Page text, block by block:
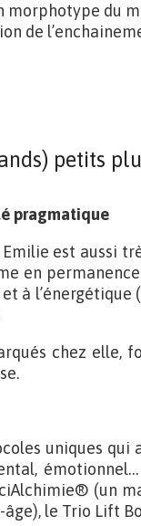
morphotype du
de
petits
pragmatique
est aussi
en
à l’énergétique
chez elle,
uniques
(un
le Trio Lift